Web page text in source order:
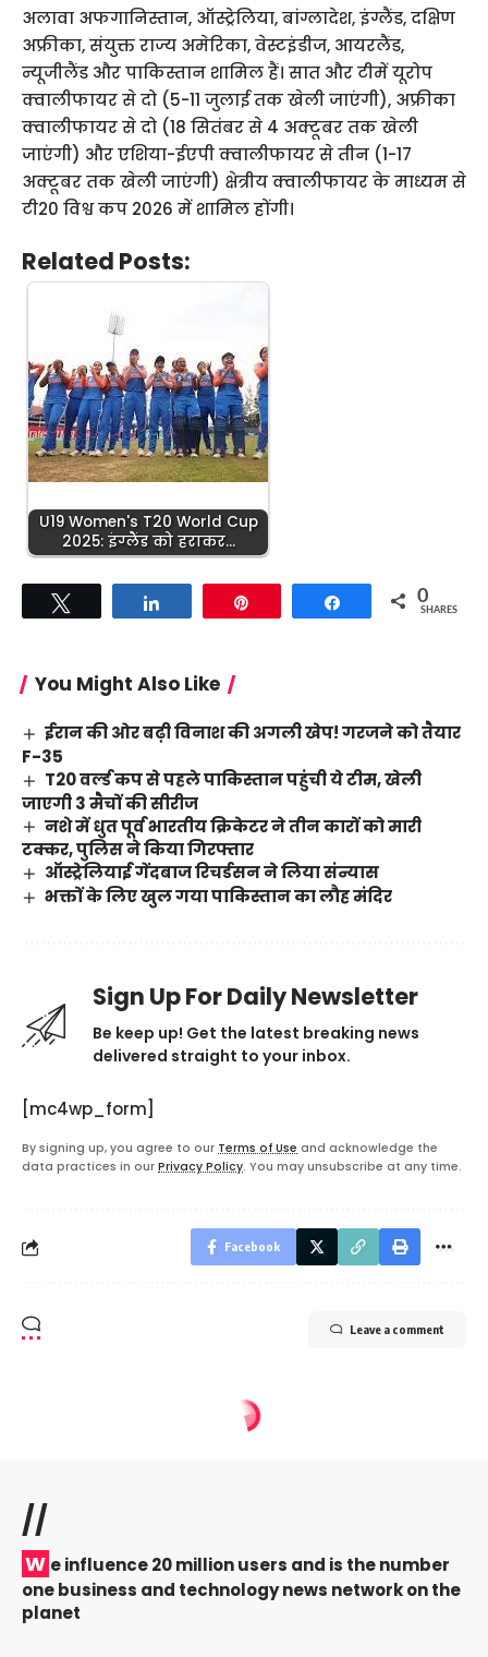
अलावा अफगानिस्तान, ऑस्ट्रेलिया, बांग्लादेश, इंग्लैंड, दक्षिण
अफ्रीका, संयुक्त राज्य अमेरिका, वेस्टइंडीज, आयरलैंड,
न्यूजीलैंड और पाकिस्तान शामिल हैं। सात और टीमें यूरोप
क्वालीफायर से दो (5-11 जुलाई तक खेली जाएंगी), अफ्रीका
क्वालीफायर से दो (18 सितंबर से 4 अक्टूबर तक खेली
जाएंगी) और एशिया-ईएपी क्वालीफायर से तीन (1-17
अक्टूबर तक खेली जाएंगी) क्षेत्रीय क्वालीफायर के माध्यम से
टी20 विश्व कप 2026 में शामिल होंगी।
Related Posts:
U19 Women's T20 World Cup
2025: इंग्‍लैंड को हराकर…
Share 0
SHARES
You Might Also Like
ईरान की ओर बढ़ी विनाश की अगली खेप! गरजने को तैयार
F-35
T20 वर्ल्ड कप से पहले पाकिस्तान पहुंची ये टीम, खेली
जाएगी 3 मैचों की सीरीज
नशे में धुत पूर्व भारतीय क्रिकेटर ने तीन कारों को मारी
टक्कर, पुलिस ने किया गिरफ्तार
ऑस्ट्रेलियाई गेंदबाज रिचर्डसन ने लिया संन्यास
भक्तों के लिए खुल गया पाकिस्तान का लौह मंदिर
Sign Up For Daily Newsletter
Be keep up! Get the latest breaking news
delivered straight to your inbox.
[mc4wp_form]
By signing up, you agree to our Terms of Use and acknowledge the
data practices in our Privacy Policy. You may unsubscribe at any time.
Facebook
Leave a comment
//
W e influence 20 million users and is the number
one business and technology news network on the
planet